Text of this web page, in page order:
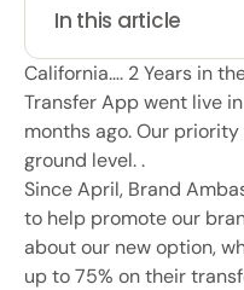
In this article
California…. 2 Years in
Transfer App went live
months ago. Our
ground level. .
Since April, Brand
to help promote our
about our new option,
up to 75% on their